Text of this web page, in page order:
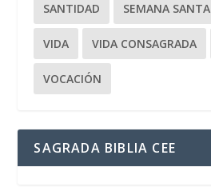
SANTIDAD SEMANA SANTA
VIDA VIDA CONSAGRADA
VOCACIÓN
SAGRADA BIBLIA CEE